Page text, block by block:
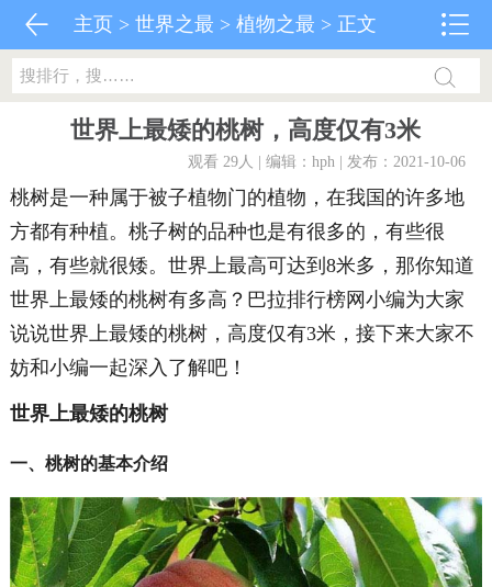
主页 >世界之最 >植物之最 > 正文
世界上最矮的桃树，高度仅有3米
观看 29人 | 编辑：hph | 发布：2021-10-06
桃树是一种属于被子植物门的植物，在我国的许多地
方都有种植。桃子树的品种也是有很多的，有些很
高，有些就很矮。世界上最高可达到8米多，那你知道
世界上最矮的桃树有多高？巴拉排行榜网小编为大家
说说世界上最矮的桃树，高度仅有3米，接下来大家不
妨和小编一起深入了解吧！
世界上最矮的桃树
一、桃树的基本介绍